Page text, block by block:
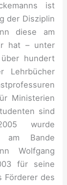
ist
der Disziplin
diese am
hat – unter
hundert
Lehrbücher
Ministerien
sind
wurde
am Bande
Wolfgang
für seine
Förderer des